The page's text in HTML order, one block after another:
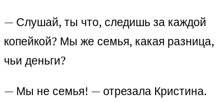
— Слушай, ты что, следишь за каждой
копейкой? Мы же семья, какая разница,
чьи деньги?
— Мы не семья! — отрезала Кристина.